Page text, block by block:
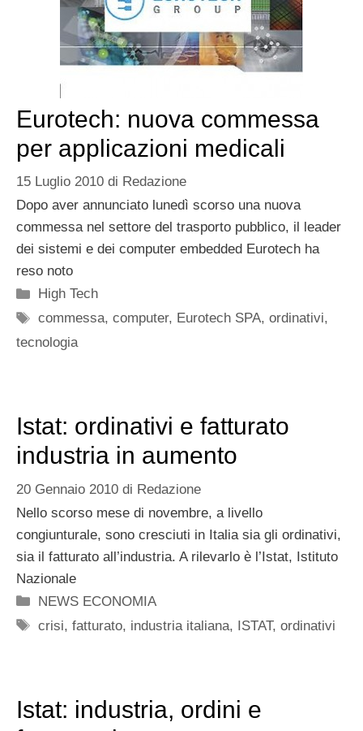
Eurotech: nuova commessa
per applicazioni medicali
15 Luglio 2010 di Redazione
Dopo aver annunciato lunedì scorso una nuova
commessa nel settore del trasporto pubblico, il leader
dei sistemi e dei computer embedded Eurotech ha
reso noto
Categorie
High Tech
Tag
commessa,computer, Eurotech SPA,ordinativi,
tecnologia
Istat: ordinativi e fatturato
industria in aumento
20 Gennaio 2010 di Redazione
Nello scorso mese di novembre, a livello
congiunturale, sono cresciuti in Italia sia gli ordinativi,
sia il fatturato all’industria. A rilevarlo è l’Istat, Istituto
Nazionale
Categorie
NEWS ECONOMIA
Tag
crisi,fatturato, industria italiana, ISTAT,ordinativi
Istat: industria, ordini e